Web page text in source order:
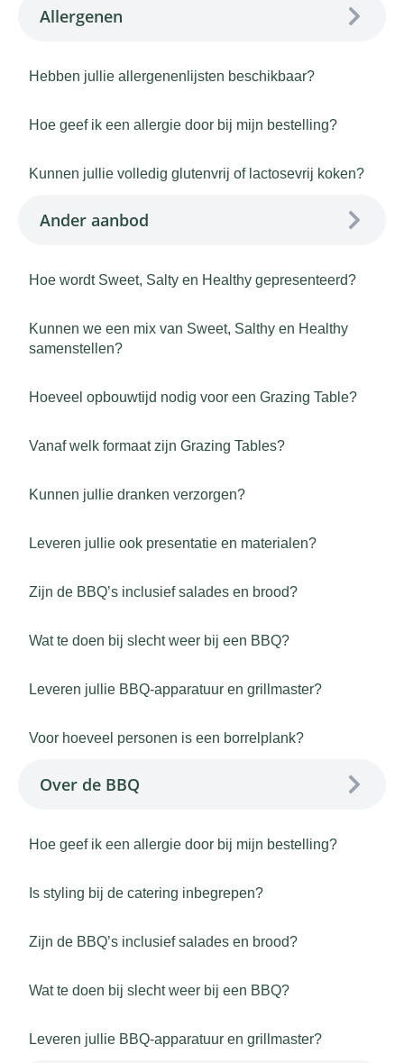
Allergenen
Hebben jullie allergenenlijsten beschikbaar?
Hoe geef ik een allergie door bij mijn bestelling?
Kunnen jullie volledig glutenvrij of lactosevrij koken?
Ander aanbod
Hoe wordt Sweet, Salty en Healthy gepresenteerd?
Kunnen we een mix van Sweet, Salthy en Healthy
samenstellen?
Hoeveel opbouwtijd nodig voor een Grazing Table?
Vanaf welk formaat zijn Grazing Tables?
Kunnen jullie dranken verzorgen?
Leveren jullie ook presentatie en materialen?
Zijn de BBQ’s inclusief salades en brood?
Wat te doen bij slecht weer bij een BBQ?
Leveren jullie BBQ-apparatuur en grillmaster?
Voor hoeveel personen is een borrelplank?
Over de BBQ
Hoe geef ik een allergie door bij mijn bestelling?
Is styling bij de catering inbegrepen?
Zijn de BBQ’s inclusief salades en brood?
Wat te doen bij slecht weer bij een BBQ?
Leveren jullie BBQ-apparatuur en grillmaster?